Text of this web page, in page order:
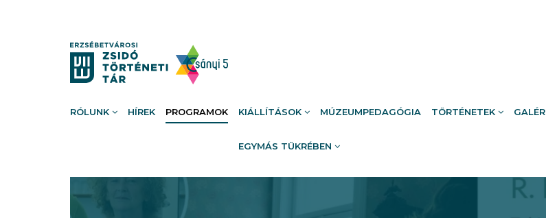
RÓLUNK HÍREK PROGRAMOK KIÁLLÍTÁSOK MÚZEUMPEDAGÓGIA TÖRTÉNETEK
EGYMÁS TÜKRÉBEN